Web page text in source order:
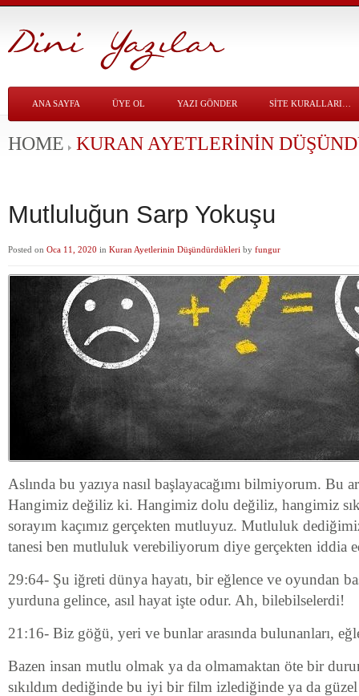
ANA SAYFA ÜYE OL YAZI GÖNDER SITE KURALLARI…
HOME KURAN AYETLERININ
Mutluluğun Sarp Yokuşu
Posted on Oca 11, 2020 in Kuran Ayetlerinin Düşündürdükleri by fungur
Aslında bu yazıya nasıl başlayacağımı bilmiyorum. Bu
Hangimiz değiliz ki. Hangimiz dolu değiliz, hangimiz
sorayım kaçımız gerçekten mutluyuz. Mutluluk
tanesi ben mutluluk verebiliyorum diye gerçekten iddia
29:64- Şu iğreti dünya hayatı, bir eğlence ve oyundan
yurduna gelince, asıl hayat işte odur. Ah, bilebilselerdi!
21:16- Biz göğü, yeri ve bunlar arasında bulunanları,
Bazen insan mutlu olmak ya da olmamaktan öte bir
sıkıldım dediğinde bu iyi bir film izlediğinde ya da